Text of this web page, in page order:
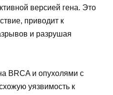
версией гена. Это
приводит к
и разрушая
BRCA и опухолями с
уязвимость к